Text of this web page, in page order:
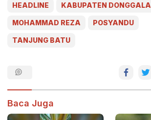
HEADLINE KABUPATEN DONGGALA
MOHAMMAD REZA POSYANDU
TANJUNG BATU
Baca Juga